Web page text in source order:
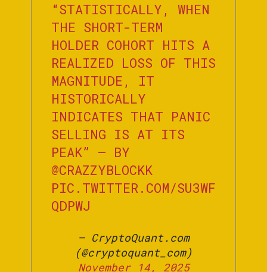
“STATISTICALLY, WHEN
THE SHORT-TERM
HOLDER COHORT HITS A
REALIZED LOSS OF THIS
MAGNITUDE, IT
HISTORICALLY
INDICATES THAT PANIC
SELLING IS AT ITS
PEAK” – BY
@CRAZZYBLOCKK
PIC.TWITTER.COM/SU3WF
QDPWJ
— CryptoQuant.com
(@cryptoquant_com)
November 14, 2025